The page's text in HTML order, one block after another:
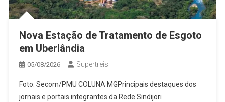
Nova Estação de Tratamento de Esgoto
em Uberlândia
05/08/2026 Supertreis
Foto: Secom/PMU COLUNA MGPrincipais destaques dos
jornais e portais integrantes da Rede Sindijori